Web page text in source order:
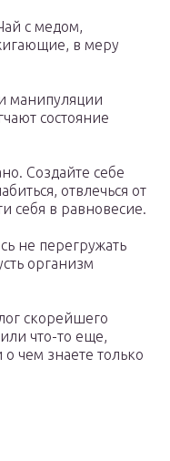
с медом,
в меру
манипуляции
состояние
Создайте себе
отвлечься от
себя в равновесие.
не перегружать
организм
скорейшего
что-то еще,
о чем знаете только